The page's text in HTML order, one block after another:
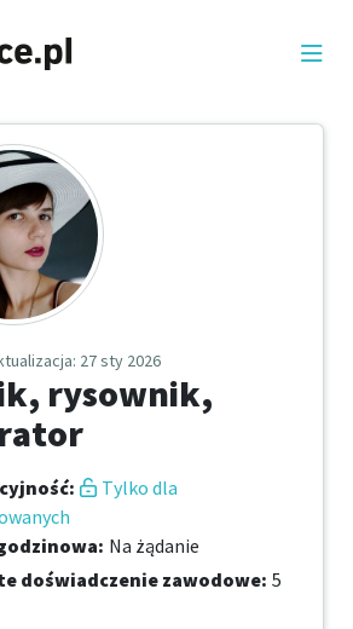
: 27 sty 2026
rysownik,
:
Tylko dla
: Na żądanie
doświadczenie zawodowe: 5